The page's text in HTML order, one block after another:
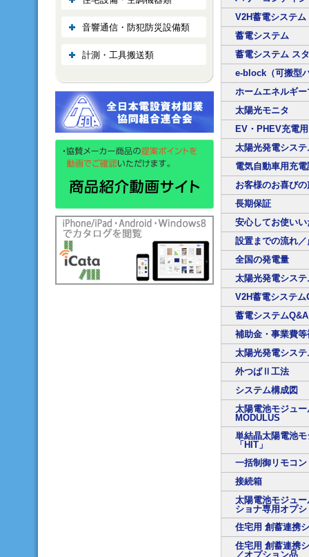
V2H蓄電システ
蓄電システム
蓄電システム ス
e-block（可搬型
ホームエネルギ
太陽光モニタ
EV・PHEV充電
太陽光発電シス
電気自動車用充
お客様のお喜びの
長期保証
安心してお使い
設置までの流れ
全国の発電量
太陽光発電シス
V2H蓄電システム
蓄電システム
補助金・事業費
太陽光発電シス
外つばⅡ工法
システム構成図
太陽電池モジュ
MODULUS
単結晶太陽電池
「HIT」
一括制御リモコン
接続箱
太陽電池モジュ
ショナ専用オプシ
住宅用 創蓄連携
住宅用 創蓄連携
／オプション品
音響通信・防犯防災設備類
計測・工具搬送類